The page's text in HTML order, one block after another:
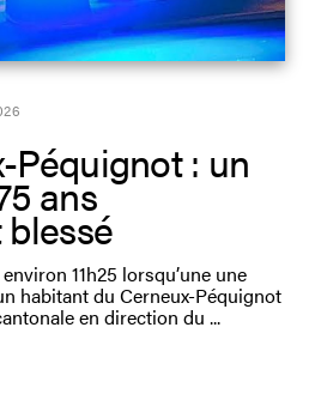
Péquignot : un
ans
11h25 lorsqu’une une
habitant du Cerneux-Péquignot
en direction du